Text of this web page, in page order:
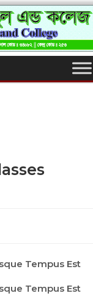
Tempus Est
Tempus Est